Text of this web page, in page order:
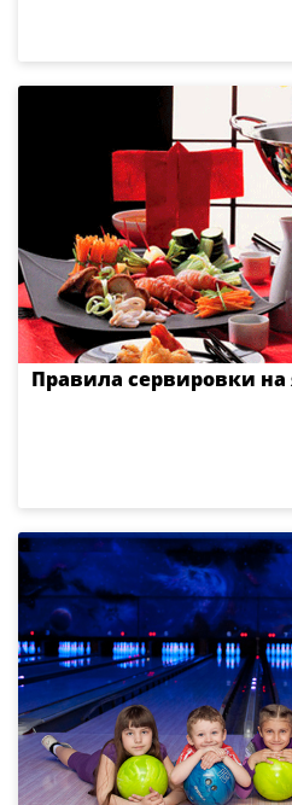
Правила сервировки